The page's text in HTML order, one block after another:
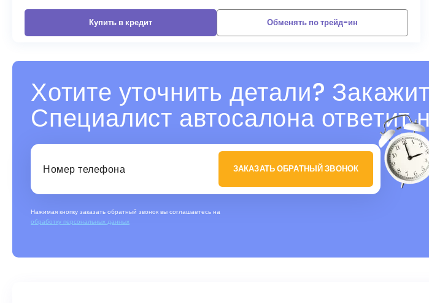
Купить в кредит Обменять по трейд-ин
Хотите уточнить детали?
Специалист автосалона
ЗАКАЗАТЬ ОБРАТНЫЙ ЗВОНОК
Нажимая кнопку заказать обратный звонок вы соглашаетесь на
обработку персональных данных